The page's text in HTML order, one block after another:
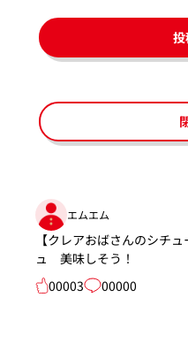
エムエム
【クレアおばさんのシチ
ュ 美味しそう！
00003
00000